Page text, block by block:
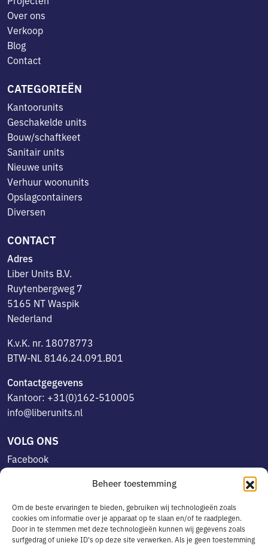
Beheer toestemming
Om de beste ervaringen te bieden, gebruiken wij technologieën zoals
cookies om informatie over je apparaat op te slaan en/of te raadplegen.
Door in te stemmen met deze technologieën kunnen wij gegevens zoals
surfgedrag of unieke ID's op deze site verwerken. Als je geen toestemming
Over ons
Verkoop
Blog
Contact
CATEGORIEËN
Kantoorunits
Geschakelde units
Bouw/schaftkeet
Sanitair units
Nieuwe units
Verhuur woonunits
Opslagcontainers
Diversen
CONTACT
Adres
Liber Units B.V.
Ruytenbergweg 7
5165 NT Waspik
Nederland
K.v.K. nr. 18078773
BTW-NL 8146.24.091.B01
Contactgegevens
Kantoor: +31(0)162-510005
info@liberunits.nl
VOLG ONS
Facebook
OVERIG